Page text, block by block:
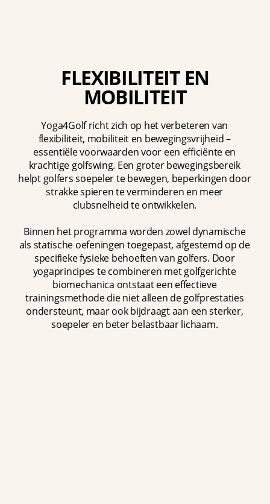
FLEXIBILITEIT EN
MOBILITEIT
Yoga4Golf richt zich op het verbeteren van
flexibiliteit, mobiliteit en bewegingsvrijheid –
essentiële voorwaarden voor een efficiënte en
krachtige golfswing. Een groter bewegingsbereik
helpt golfers soepeler te bewegen, beperkingen door
strakke spieren te verminderen en meer
clubsnelheid te ontwikkelen.
Binnen het programma worden zowel dynamische
als statische oefeningen toegepast, afgestemd op de
specifieke fysieke behoeften van golfers. Door
yogaprincipes te combineren met golfgerichte
biomechanica ontstaat een effectieve
trainingsmethode die niet alleen de golfprestaties
ondersteunt, maar ook bijdraagt aan een sterker,
soepeler en beter belastbaar lichaam.